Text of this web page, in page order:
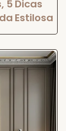
5 Dicas
Estilosa